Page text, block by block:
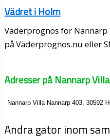
Vädret i Holm
Väderprognos för
på Väderprognos.nu eller
Adresser på Nannarp
Nannarp Villa Nannarp 403, 30592
Andra gator inom